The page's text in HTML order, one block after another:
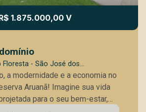
1.875.000,00 V
Floresta - São José dos
a modernidade e a economia no
Imagine sua vida
para o seu bem-estar,